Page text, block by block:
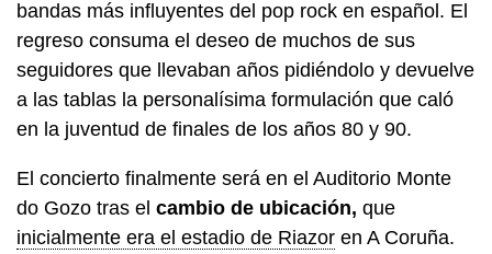
bandas más influyentes del pop rock en español. El
regreso consuma el deseo de muchos de sus
seguidores que llevaban años pidiéndolo y devuelve
a las tablas la personalísima formulación que caló
en la juventud de finales de los años 80 y 90.
El concierto finalmente será en el Auditorio Monte
do Gozo tras el cambio de ubicación, que
inicialmente era el estadio de Riazor en A Coruña.